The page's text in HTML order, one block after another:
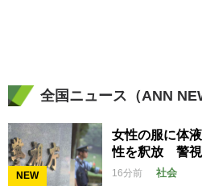
全国ニュース（ANN
NEW
女性の服に体
性を釈放 警
16分前 社会